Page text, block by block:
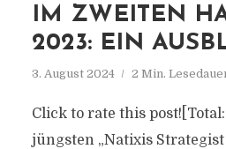
IM ZWEITEN
2023: EIN
3. August 2024 2 Min.
Click to rate this
jüngsten „Natixis Strategist